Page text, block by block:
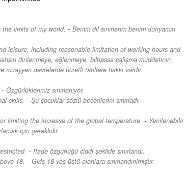
limits of my world. - Benim dil sınırlarım benim dünyamın
leisure, including reasonable limitation of working hours and
dinlenmeye, eğlenmeye, bilhassa çalışma müddetinin
muayyen devrelerde ücretli tatillere hakkı vardır.
- Özgürlüklerimiz sınırlanıyor.
skills. - Şu çocuklar sözlü becerilerini sınırladı.
limiting the increase of the global temperature. - Yenilenebilir
için gereklidir.
- İfade özgürlüğü ciddi şekilde sınırlandı.
18. - Giriş 18 yaş üstü olanlara sınırlandırılmıştır.